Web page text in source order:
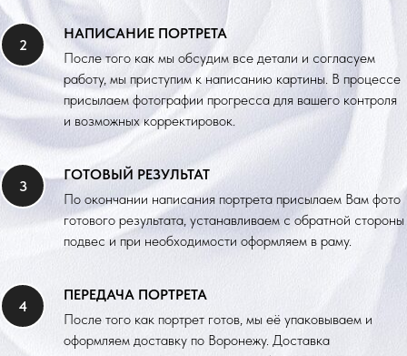
НАПИСАНИЕ ПОРТРЕТА
После того как мы обсудим все детали и согласуем
работу, мы приступим к написанию картины. В процессе
присылаем фотографии прогресса для вашего контроля
и возможных корректировок.
ГОТОВЫЙ РЕЗУЛЬТАТ
По окончании написания портрета присылаем Вам фото
готового результата, устанавливаем с обратной стороны
подвес и при необходимости оформляем в раму.
ПЕРЕДАЧА ПОРТРЕТА
После того как портрет готов, мы её упаковываем и
оформляем доставку по Воронежу. Доставка